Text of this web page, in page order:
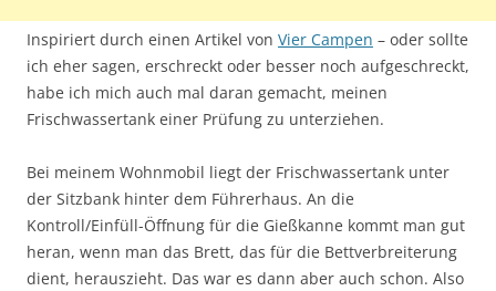
Inspiriert durch einen Artikel von Vier Campen – oder sollte
ich eher sagen, erschreckt oder besser noch aufgeschreckt,
habe ich mich auch mal daran gemacht, meinen
Frischwassertank einer Prüfung zu unterziehen.
Bei meinem Wohnmobil liegt der Frischwassertank unter
der Sitzbank hinter dem Führerhaus. An die
Kontroll/Einfüll-Öffnung für die Gießkanne kommt man gut
heran, wenn man das Brett, das für die Bettverbreiterung
dient, herauszieht. Das war es dann aber auch schon. Also